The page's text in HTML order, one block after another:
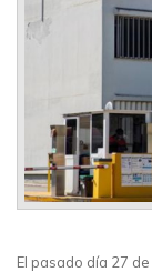
El pasado día 27